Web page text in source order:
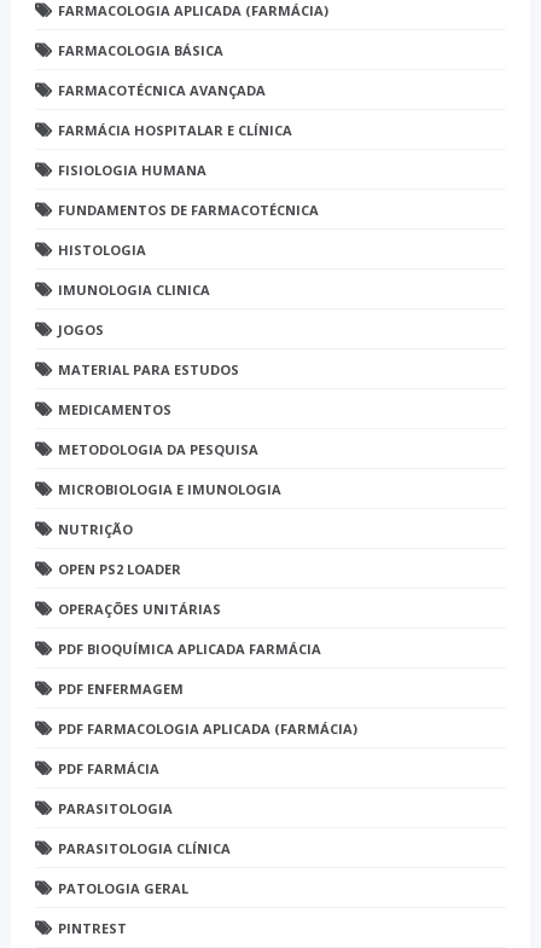
FARMACOLOGIA APLICADA (FARMÁCIA)
FARMACOLOGIA BÁSICA
FARMACOTÉCNICA AVANÇADA
FARMÁCIA HOSPITALAR E CLÍNICA
FISIOLOGIA HUMANA
FUNDAMENTOS DE FARMACOTÉCNICA
HISTOLOGIA
IMUNOLOGIA CLINICA
JOGOS
MATERIAL PARA ESTUDOS
MEDICAMENTOS
METODOLOGIA DA PESQUISA
MICROBIOLOGIA E IMUNOLOGIA
NUTRIÇÃO
OPEN PS2 LOADER
OPERAÇÕES UNITÁRIAS
PDF BIOQUÍMICA APLICADA FARMÁCIA
PDF ENFERMAGEM
PDF FARMACOLOGIA APLICADA (FARMÁCIA)
PDF FARMÁCIA
PARASITOLOGIA
PARASITOLOGIA CLÍNICA
PATOLOGIA GERAL
PINTREST